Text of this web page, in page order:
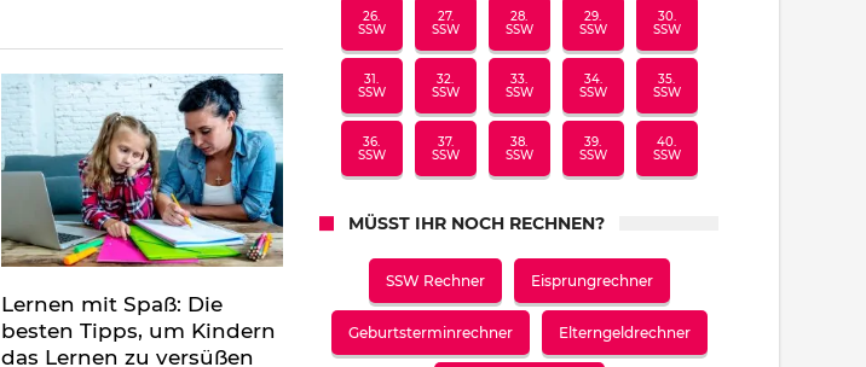
Lernen mit Spaß: Die
besten Tipps, um Kindern
das Lernen zu versüßen
26.
SSW
27.
SSW
28.
SSW
29.
SSW
30.
SSW
31.
SSW
32.
SSW
33.
SSW
34.
SSW
35.
SSW
36.
SSW
37.
SSW
38.
SSW
39.
SSW
40.
SSW
MÜSST IHR NOCH RECHNEN?
SSW Rechner Eisprungrechner
Geburtsterminrechner Elterngeldrechner